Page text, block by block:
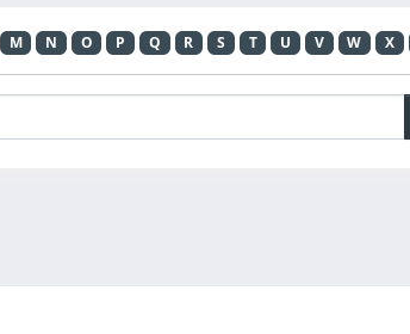
M N O P Q R S T U V W X